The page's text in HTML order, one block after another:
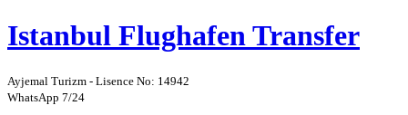
Istanbul Flughafen Transfer
Ayjemal Turizm - Lisence No: 14942
WhatsApp 7/24